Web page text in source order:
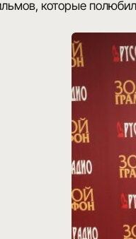
, которые